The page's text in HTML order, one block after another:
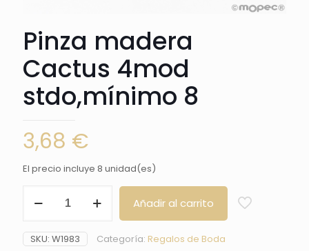
Pinza madera
Cactus 4mod
stdo,mínimo 8
3,68 €
El precio incluye 8 unidad(es)
madera
4mod
stdo,mínimo
Añadir al carrito
SKU: W1983 Categoría: Regalos de Boda